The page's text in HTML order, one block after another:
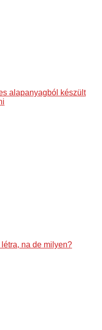
alapanyagból készült
na de milyen?